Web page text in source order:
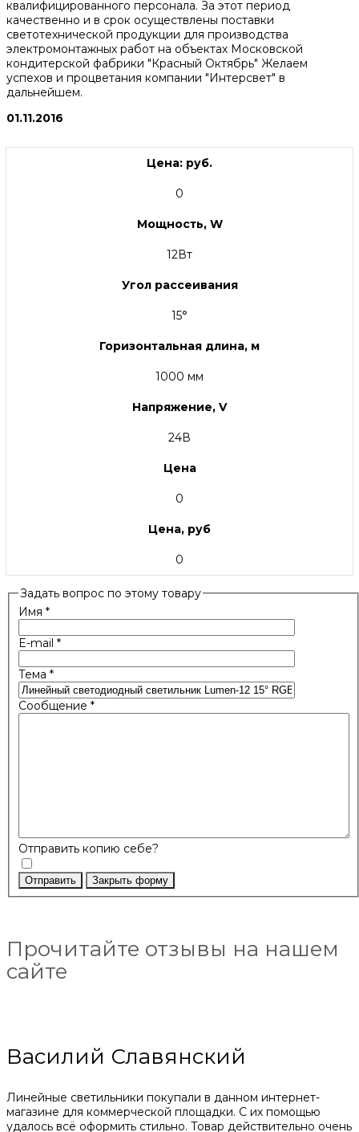
квалифицированного персонала. За этот период
качественно и в срок осуществлены поставки
светотехнической продукции для производства
электромонтажных работ на объектах Московской
кондитерской фабрики "Красный Октябрь" Желаем
успехов и процветания компании "Интерсвет" в
дальнейшем.
01.11.2016
Цена: руб.
0
Мощность, W
12Вт
Угол рассеивания
15°
Горизонтальная длина, м
1000 мм
Напряжение, V
24В
Цена
0
Цена, руб
0
Задать вопрос по этому товару
Имя *
E-mail *
Тема *
Сообщение *
Отправить копию себе?
Отправить Закрыть форму
Прочитайте отзывы на нашем
сайте
Василий Славянский
Линейные светильники покупали в данном интернет-
магазине для коммерческой площадки. С их помощью
удалось всё оформить стильно. Товар действительно очень